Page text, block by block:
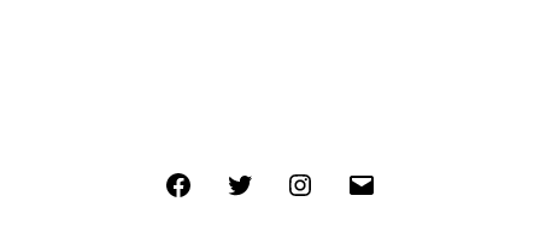
FacebookTwitter Instagram